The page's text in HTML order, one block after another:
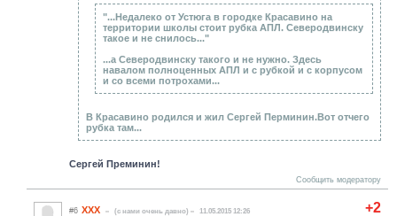
"...Недалеко от Устюга в городке Красавино на
территории школы стоит рубка АПЛ. Северодвинску
такое и не снилось..."
...а Северодвинску такого и не нужно. Здесь
навалом полноценных АПЛ и с рубкой и с корпусом
и со всеми потрохами...
В Красавино родился и жил Сергей Перминин.Вот отчего
рубка там...
Сергей Преминин!
Сообщить модератору
+2
#6 ХХХ (c нами очень давно) 11.05.2015 12:26